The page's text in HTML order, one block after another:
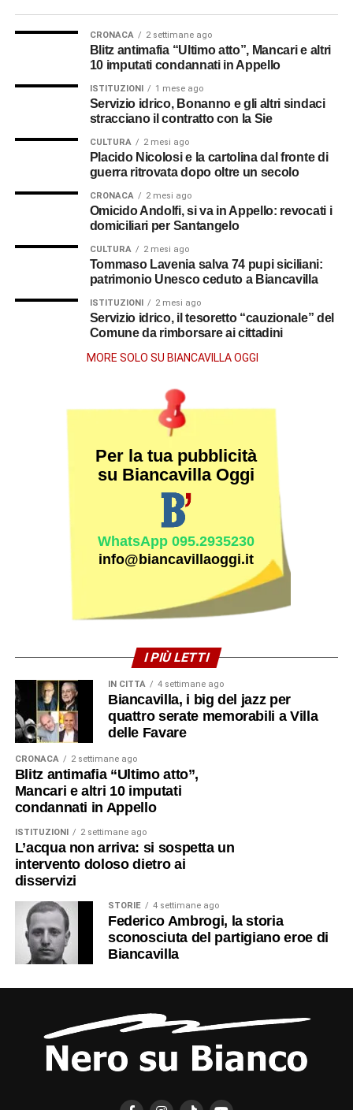
CRONACA 2 settimane ago
Blitz antimafia “Ultimo atto”, Mancari e altri
10 imputati condannati in Appello
ISTITUZIONI 1 mese ago
Servizio idrico, Bonanno e gli altri sindaci
stracciano il contratto con la Sie
CULTURA 2 mesi ago
Placido Nicolosi e la cartolina dal fronte di
guerra ritrovata dopo oltre un secolo
CRONACA 2 mesi ago
Omicido Andolfi, si va in Appello: revocati i
domiciliari per Santangelo
CULTURA 2 mesi ago
Tommaso Lavenia salva 74 pupi siciliani:
patrimonio Unesco ceduto a Biancavilla
ISTITUZIONI 2 mesi ago
Servizio idrico, il tesoretto “cauzionale” del
Comune da rimborsare ai cittadini
MORE SOLO SU BIANCAVILLA OGGI
Per la tua pubblicità
su Biancavilla Oggi
WhatsApp 095.2935230
info@biancavillaoggi.it
I PIÙ LETTI
IN CITTÀ 4 settimane ago
Biancavilla, i big del jazz per
quattro serate memorabili a Villa
delle Favare
CRONACA 2 settimane ago
Blitz antimafia “Ultimo atto”,
Mancari e altri 10 imputati
condannati in Appello
ISTITUZIONI 2 settimane ago
L’acqua non arriva: si sospetta un
intervento doloso dietro ai
disservizi
STORIE 4 settimane ago
Federico Ambrogi, la storia
sconosciuta del partigiano eroe di
Biancavilla